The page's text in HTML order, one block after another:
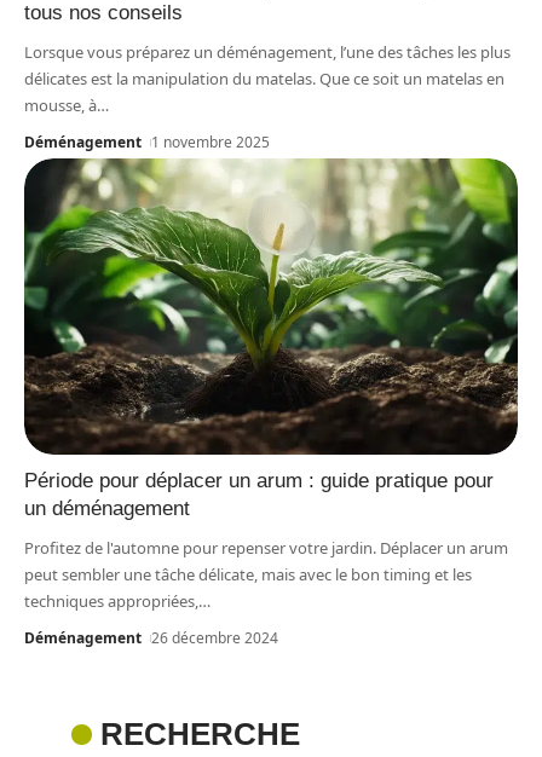
tous nos conseils
Lorsque vous préparez un déménagement, l’une des tâches les plus
délicates est la manipulation du matelas. Que ce soit un matelas en
mousse, à…
Déménagement 1 novembre 2025
Période pour déplacer un arum : guide pratique pour
un déménagement
Profitez de l'automne pour repenser votre jardin. Déplacer un arum
peut sembler une tâche délicate, mais avec le bon timing et les
techniques appropriées,…
Déménagement 26 décembre 2024
RECHERCHE